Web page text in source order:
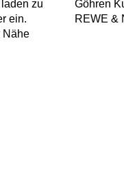
zu
ein.
Nähe
Göhren
REWE &